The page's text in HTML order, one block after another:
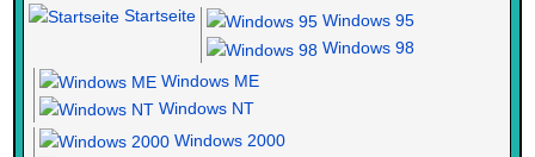
Startseite
Windows 95
Windows 98
Windows ME
Windows NT
Windows 2000